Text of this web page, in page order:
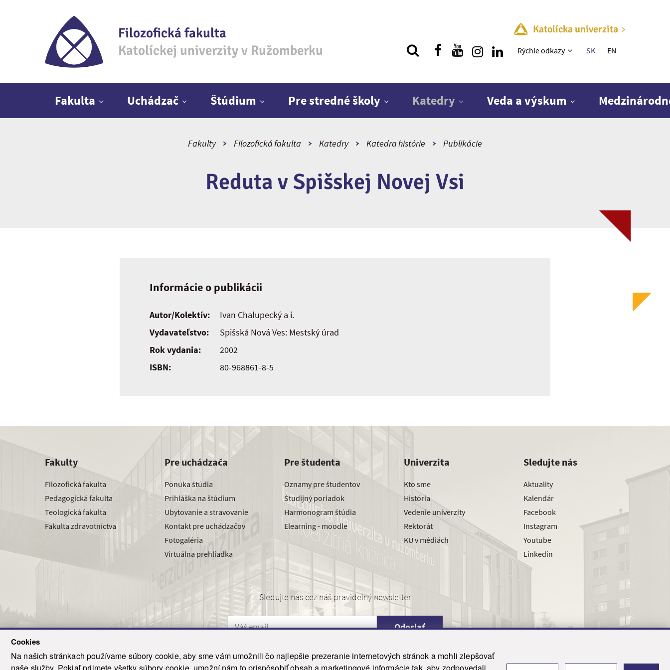
Cookies
Na našich stránkach používame súbory cookie, aby sme vám umožnili čo najlepšie prezeranie internetových stránok a mohli zlepšovať
Filozofická fakulta
Katolíckej univerzity v Ružomberku
Katolícka univerzita
Rýchle menu
Rýchle odkazy SK EN
Fakulta Uchádzač Štúdium Pre stredné školy Katedry Veda a výskum
Fakulty Filozofická fakulta Katedry Katedra histórie Publikácie
Reduta v Spišskej Novej Vsi
Informácie o publikácii
Autor/Kolektív:
Ivan Chalupecký a i.
Vydavateľstvo:
Spišská Nová Ves: Mestský úrad
Rok vydania:
2002
ISBN:
80-968861-8-5
Fakulty
Filozofická fakulta
Pedagogická fakulta
Teologická fakulta
Fakulta zdravotníctva
Pre uchádzača
Ponuka štúdia
Prihláška na štúdium
Ubytovanie a stravovanie
Kontakt pre uchádzačov
Fotogaléria
Virtuálna prehliadka
Pre študenta
Oznamy pre študentov
Študijný poriadok
Harmonogram štúdia
Elearning - moodle
Univerzita
Kto sme
História
Vedenie univerzity
Rektorát
KU v médiách
Sledujte nás
Aktuality
Kalendár
Facebook
Instagram
Youtube
Linkedin
Sledujte nás cez náš pravidelný newsletter
Odoslať